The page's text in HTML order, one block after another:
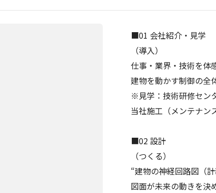
■01 会社紹介・見学
（導入）
仕事・業界・技術を体
建物を動かす制御の全
※見学：技術研修セン
当社施工（メンテナン
■02 設計
（つくる）
“建物の神経回路図（計
図面が未来の動きを決